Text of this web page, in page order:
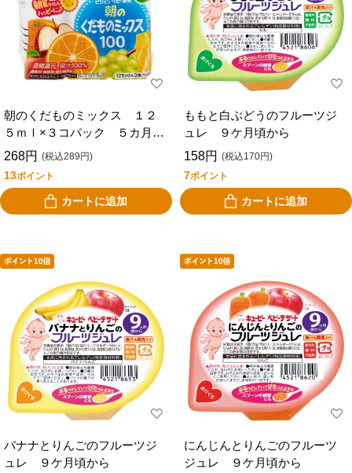
朝のくだものミックス １２
５ｍｌ×３コパック ５カ月頃
から
268円 (税込289円)
13ポイント
カートに追加
ももと白ぶどうのフルーツジ
ュレ ９ケ月頃から
158円 (税込170円)
7ポイント
カートに追加
バナナとりんごのフルーツジ
ュレ ９ケ月頃から
にんじんとりんごのフルーツ
ジュレ ９ケ月頃から